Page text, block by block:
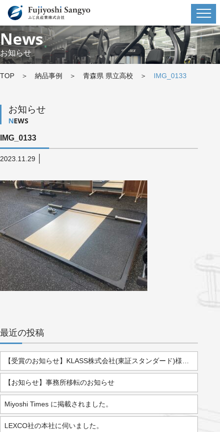
News
お知らせ
TOP ＞ 納品事例 ＞ 青森県 県立高校 ＞ IMG_0133
お知らせ
NEWS
IMG_0133
2023.11.29
最近の投稿
【受賞のお知らせ】KLASS株式会社(東証スタンダード)様より「2025年度 優秀販売店」として表彰されました。
【お知らせ】事務所移転のお知らせ
Miyoshi Times に掲載されました。
LEXCO社の本社に伺いました。